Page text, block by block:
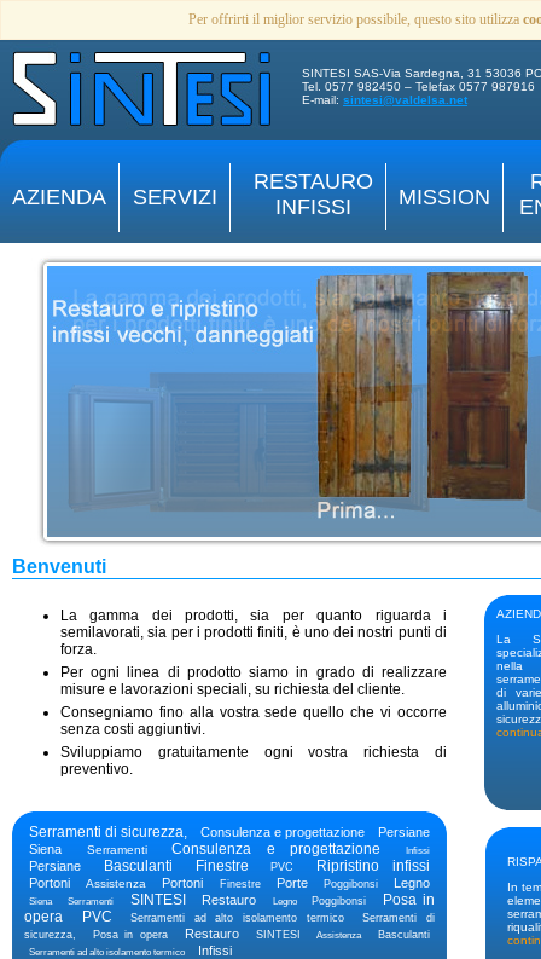
Per offrirti il miglior servizio possibile, questo sito utilizza
SINTESI SAS-Via Sardegna, 31 53036
Tel. 0577 982450 – Telefax 0577 987916
E-mail: sintesi@valdelsa.net
AZIENDA SERVIZI
RESTAURO
INFISSI
MISSION
Benvenuti
La gamma dei prodotti, sia per quanto riguarda i
semilavorati, sia per i prodotti finiti, è uno dei nostri punti di
forza.
Per ogni linea di prodotto siamo in grado di realizzare
misure e lavorazioni speciali, su richiesta del cliente.
Consegniamo fino alla vostra sede quello che vi occorre
senza costi aggiuntivi.
Sviluppiamo gratuitamente ogni vostra richiesta di
preventivo.
Serramenti di sicurezza, Consulenza e progettazione
Persiane
Siena
Serramenti Consulenza e progettazione Infissi
Persiane Basculanti Finestre PVC Ripristino infissi
Portoni Assistenza Portoni Finestre Porte Poggibonsi Legno
Siena Serramenti SINTESI Restauro Legno Poggibonsi
Posa in
opera
PVC Serramenti ad alto isolamento termico
Serramenti di
sicurezza,
Posa in opera Restauro SINTESI Assistenza Basculanti
Serramenti ad alto isolamento termico Infissi
La
nella
di
In